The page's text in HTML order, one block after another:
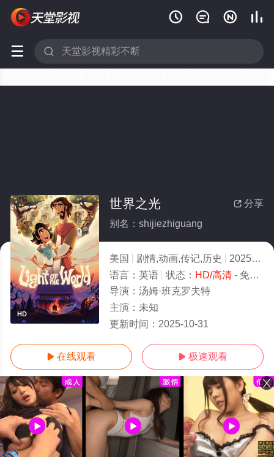
   
 
HD
 分享
世界之光
别名：shijiezhiguang
美国 剧情,动画,传记,历史 2025
1.0
语言： 英语 状态： HD/高清- 免费在线观看
导演： 汤姆·班克罗夫特
主演： 未知
更新时间： 2025-10-31
 在线观看  极速观看